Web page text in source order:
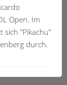
Open. Im
sich "Pikachu"
durch.